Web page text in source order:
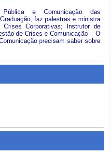
Pública e Comunicação das
faz palestras e ministra
Corporativas; Instrutor de
de Crises e Comunicação – O
precisam saber sobre